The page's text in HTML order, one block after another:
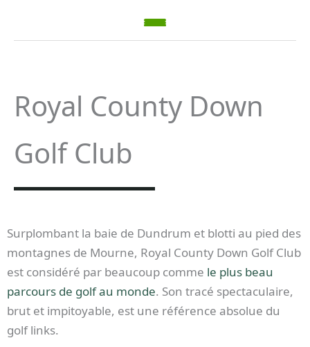
Royal County Down
Golf Club
Surplombant la baie de Dundrum et blotti au pied des
montagnes de Mourne, Royal County Down Golf Club
est considéré par beaucoup comme le plus beau
parcours de golf au monde. Son tracé spectaculaire,
brut et impitoyable, est une référence absolue du
golf links.